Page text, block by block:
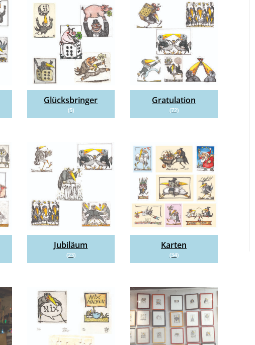
Glücksbringer
(5)
Gratulation
(72)
Jubiläum
(23)
Karten
(34)